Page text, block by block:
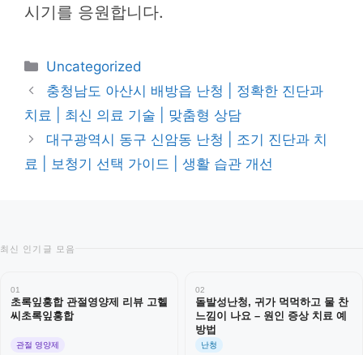
시기를 응원합니다.
카
테
고
리
Uncategorized
충청남도 아산시 배방읍 난청 | 정확한 진단과
치료 | 최신 의료 기술 | 맞춤형 상담
대구광역시 동구 신암동 난청 | 조기 진단과 치
료 | 보청기 선택 가이드 | 생활 습관 개선
최신 인기글 모음
01
초록잎홍합 관절영양제 리뷰 고헬
씨초록잎홍합
관절 영양제
02
돌발성난청, 귀가 먹먹하고 물 찬
느낌이 나요 – 원인 증상 치료 예
방법
난청